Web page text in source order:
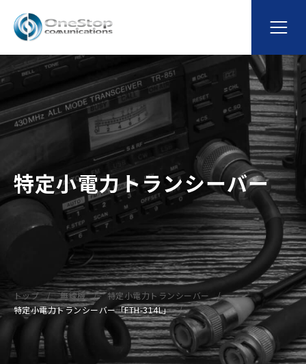
特定小電力トランシーバー
トップ 無線機
特定小電力トランシーバー
特定小電力トランシーバー「FTH-314L」